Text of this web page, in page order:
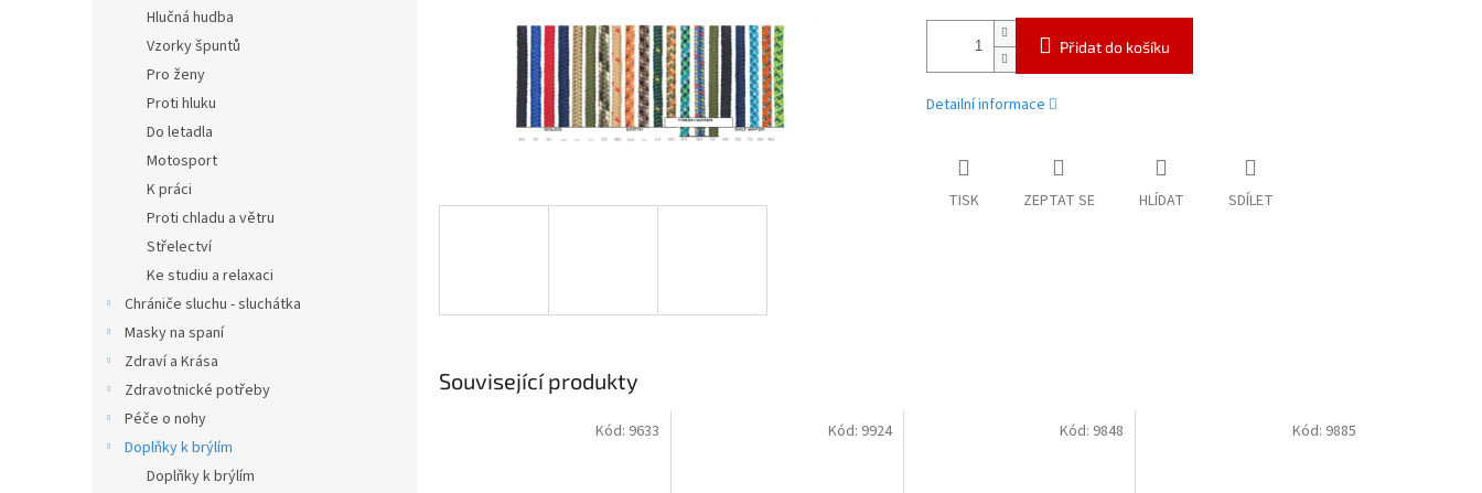
Hlučná hudba
Vzorky špuntů
Pro ženy
Proti hluku
Do letadla
Motosport
K práci
Proti chladu a větru
Střelectví
Ke studiu a relaxaci
Chrániče sluchu - sluchátka
Masky na spaní
Zdraví a Krása
Zdravotnické potřeby
Péče o nohy
Doplňky k brýlím
Doplňky k brýlím
Přidat do košíku
Detailní informace
TISK ZEPTAT SE HLÍDAT SDÍLET
Související produkty
Kód: 9633 Kód: 9924 Kód: 9848 Kód: 9885